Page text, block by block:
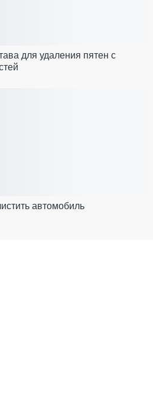
для удаления пятен с
автомобиль